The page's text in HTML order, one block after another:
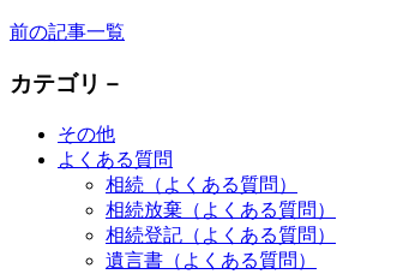
前の記事一覧
カテゴリ－
その他
よくある質問
相続（よくある質問）
相続放棄（よくある質問）
相続登記（よくある質問）
遺言書（よくある質問）